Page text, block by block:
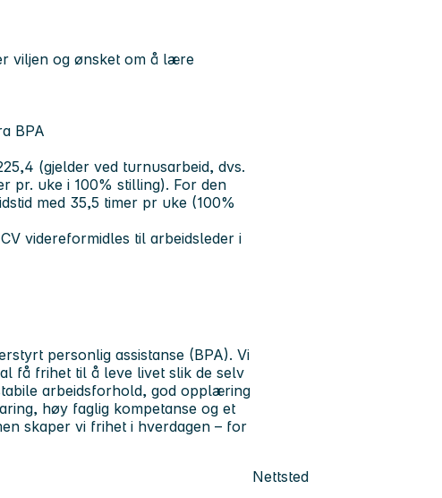
viljen og ønsket om å lære
BPA
(gjelder ved turnusarbeid, dvs.
pr. uke i 100% stilling). For den
med 35,5 timer pr uke (100%
videreformidles til arbeidsleder i
personlig assistanse (BPA). Vi
få frihet til å leve livet slik de selv
arbeidsforhold, god opplæring
høy faglig kompetanse og et
skaper vi frihet i hverdagen – for
Nettsted